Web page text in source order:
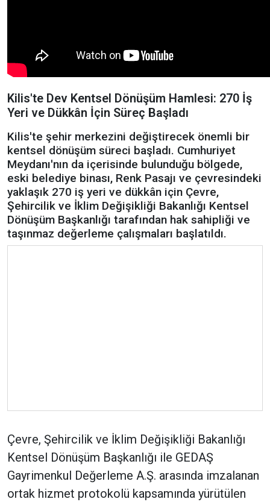
Kilis'te Dev Kentsel Dönüşüm Hamlesi: 270 İş
Yeri ve Dükkân İçin Süreç Başladı
Kilis'te şehir merkezini değiştirecek önemli bir
kentsel dönüşüm süreci başladı. Cumhuriyet
Meydanı'nın da içerisinde bulunduğu bölgede,
eski belediye binası, Renk Pasajı ve çevresindeki
yaklaşık 270 iş yeri ve dükkân için Çevre,
Şehircilik ve İklim Değişikliği Bakanlığı Kentsel
Dönüşüm Başkanlığı tarafından hak sahipliği ve
taşınmaz değerleme çalışmaları başlatıldı.
Çevre, Şehircilik ve İklim Değişikliği Bakanlığı
Kentsel Dönüşüm Başkanlığı ile GEDAŞ
Gayrimenkul Değerleme A.Ş. arasında imzalanan
ortak hizmet protokolü kapsamında yürütülen